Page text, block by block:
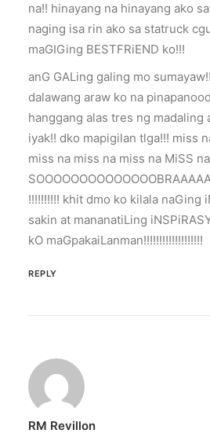
na!! hinayang na hinayang ako
naging isa rin ako sa statruck
maGIGing BESTFRiEND ko!!!
anG GALing galing mo
dalawang araw ko na
hanggang alas tres ng madaling
iyak!! dko mapigilan tlga!!! miss
miss na miss na miss na MiSS
!!!!!!!!!! khit dmo ko kilala naGing
sakin at mananatiLing
kO maGpakaiLanman!!!!!!!!!!!!!!!!!!!
REPLY
RM Revillon